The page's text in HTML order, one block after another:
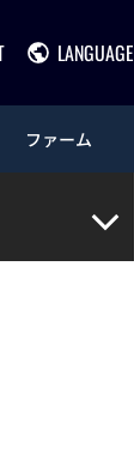
LANGUAGE
ファーム